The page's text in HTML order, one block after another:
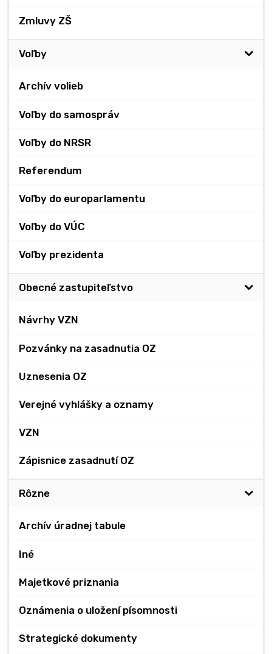
Zmluvy ZŠ
Voľby
Archív volieb
Voľby do samospráv
Voľby do NRSR
Referendum
Voľby do europarlamentu
Voľby do VÚC
Voľby prezidenta
Obecné zastupiteľstvo
Návrhy VZN
Pozvánky na zasadnutia OZ
Uznesenia OZ
Verejné vyhlášky a oznamy
VZN
Zápisnice zasadnutí OZ
Rôzne
Archív úradnej tabule
Iné
Majetkové priznania
Oznámenia o uložení písomnosti
Strategické dokumenty